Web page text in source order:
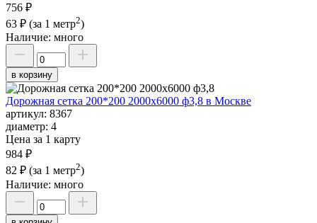
756 ₽
63 ₽ (за 1 метр2)
Наличие: много
в корзину
Дорожная сетка 200*200 2000х6000 ф3,8 в Москве
артикул: 8367
диаметр: 4
Цена за 1 карту
984 ₽
82 ₽ (за 1 метр2)
Наличие: много